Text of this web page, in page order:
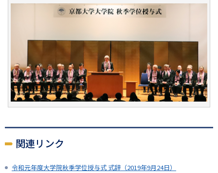
関連リンク
令和元年度大学院秋季学位授与式 式辞（2019年9月24日）